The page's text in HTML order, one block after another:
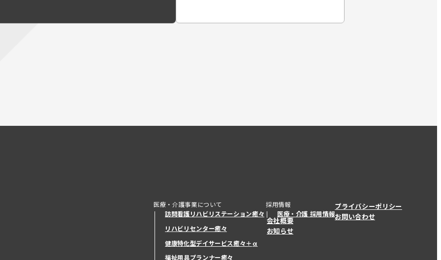
医療・介護事業について
訪問看護リハビリステーション癒々
リハビリセンター癒々
健康特化型デイサービス癒々＋α
健康特化型デイサービス癒々＋
福祉用具プランナー癒々
採用情報
医療・介護 採用情報
会社概要
お知らせ
プライバシーポリシー
お問い合わせ